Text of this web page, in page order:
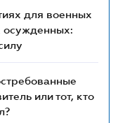
для военных
осужденных:
или тот, кто